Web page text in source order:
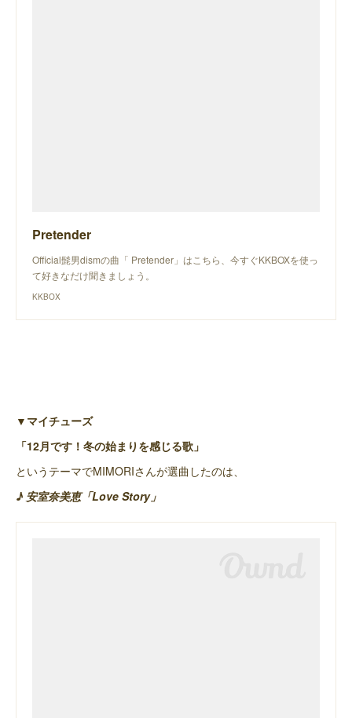
Pretender
Official髭男dismの曲「 Pretender」はこちら、今すぐKKBOXを使っ
て好きなだけ聞きましょう。
KKBOX
▼マイチューズ
「12月です！冬の始まりを感じる歌」
というテーマでMIMORIさんが選曲したのは、
♪ 安室奈美恵「Love Story」